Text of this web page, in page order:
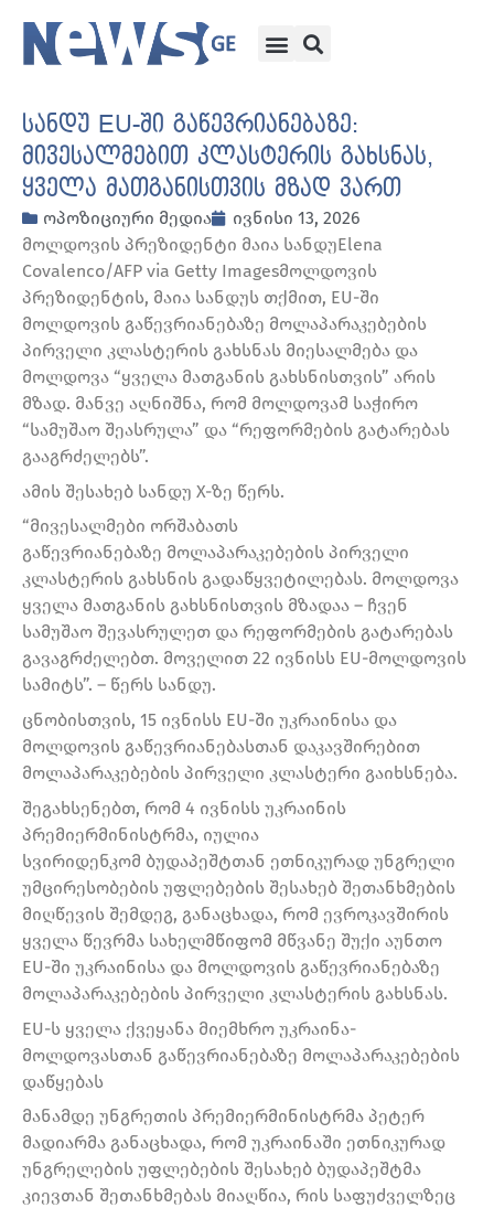
სანდუ EU-ში გაწევრიანებაზე:
მივესალმებით კლასტერის გახსნას,
ყველა მათგანისთვის მზად ვართ
ოპოზიციური მედია
ივნისი 13, 2026
მოლდოვის პრეზიდენტი მაია სანდუElena
Covalenco/AFP via Getty Imagesმოლდოვის
პრეზიდენტის, მაია სანდუს თქმით, EU-ში
მოლდოვის გაწევრიანებაზე მოლაპარაკებების
პირველი კლასტერის გახსნას მიესალმება და
მოლდოვა “ყველა მათგანის გახსნისთვის” არის
მზად. მანვე აღნიშნა, რომ მოლდოვამ საჭირო
“სამუშაო შეასრულა” და “რეფორმების გატარებას
გააგრძელებს”.
ამის შესახებ სანდუ X-ზე წერს.
“მივესალმები ორშაბათს
გაწევრიანებაზე მოლაპარაკებების პირველი
კლასტერის გახსნის გადაწყვეტილებას. მოლდოვა
ყველა მათგანის გახსნისთვის მზადაა – ჩვენ
სამუშაო შევასრულეთ და რეფორმების გატარებას
გავაგრძელებთ. მოველით 22 ივნისს EU-მოლდოვის
სამიტს”. – წერს სანდუ.
ცნობისთვის, 15 ივნისს EU-ში უკრაინისა და
მოლდოვის გაწევრიანებასთან დაკავშირებით
მოლაპარაკებების პირველი კლასტერი გაიხსნება.
შეგახსენებთ, რომ 4 ივნისს უკრაინის
პრემიერმინისტრმა, იულია
სვირიდენკომ ბუდაპეშტთან ეთნიკურად უნგრელი
უმცირესობების უფლებების შესახებ შეთანხმების
მიღწევის შემდეგ, განაცხადა, რომ ევროკავშირის
ყველა წევრმა სახელმწიფომ მწვანე შუქი აუნთო
EU-ში უკრაინისა და მოლდოვის გაწევრიანებაზე
მოლაპარაკებების პირველი კლასტერის გახსნას.
EU-ს ყველა ქვეყანა მიემხრო უკრაინა-
მოლდოვასთან გაწევრიანებაზე მოლაპარაკებების
დაწყებას
მანამდე უნგრეთის პრემიერმინისტრმა პეტერ
მადიარმა განაცხადა, რომ უკრაინაში ეთნიკურად
უნგრელების უფლებების შესახებ ბუდაპეშტმა
კიევთან შეთანხმებას მიაღწია, რის საფუძველზეც